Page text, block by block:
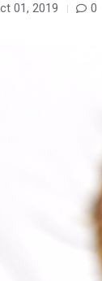
01, 2019 0